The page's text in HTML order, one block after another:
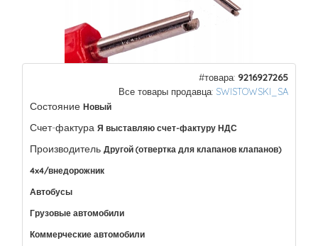
#товара: 9216927265
Все товары продавца: SWISTOWSKI_SA
Состояние Новый
Счет-фактура Я выставляю счет-фактуру НДС
Производитель Другой (отвертка для клапанов клапанов)
4x4/внедорожник
Автобусы
Грузовые автомобили
Коммерческие автомобили